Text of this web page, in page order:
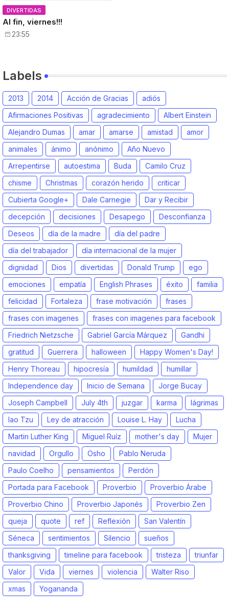
DIVERTIDAS
Al fin, viernes!!!
23:55
Labels
2013 2014 Acción de Gracias
adiós
Afirmaciones Positivas
agradecimiento
Albert Einstein
Alejandro Dumas
amar amarse amistad
amor
animales
ánimo anónimo
Año Nuevo
Arrepentirse
autoestima Buda
Camilo Cruz
chisme
Christmas corazón herido
criticar
Cubierta Google+
Dale Carnegie
Dar y Recibir
decepción
decisiones Desapego
Desconfianza
Deseos
día de la madre
día del padre
día del trabajador
día internacional de la mujer
dignidad
Dios divertidas Donald Trump
ego
emociones
empatía English Phrases éxito
familia
felicidad
Fortaleza frase motivación
frases
frases con imagenes
frases con imagenes para facebook
Friedrich Nietzsche
Gabriel García Márquez
Gandhi
gratitud
Guerrera halloween
Happy Women's Day!
Henry Thoreau
hipocresía humildad
humillar
Independence day
Inicio de Semana
Jorge Bucay
Joseph Campbell
July 4th juzgar karma
lágrimas
lao Tzu
Ley de atracción Louise L. Hay
Lucha
Martin Luther King
Miguel Ruíz mother's day
Mujer
navidad
Orgullo Osho
Pablo Neruda
Paulo Coelho
pensamientos
Perdón
Portada para Facebook
Proverbio
Proverbio Árabe
Proverbio Chino
Proverbio Japonés
Proverbio Zen
queja
quote ref Reflexión
San Valentín
Séneca
sentimientos Silencio
sueños
thanksgiving
timeline para facebook tristeza
triunfar
Valor
Vida viernes violencia
Walter Riso
xmas
Yogananda